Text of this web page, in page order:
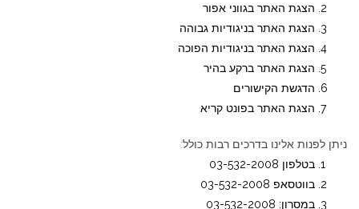
הצגת האתר בגווני אפור
הצגת האתר בניגודיות גבוהה
הצגת האתר בניגודיות הפוכה
הצגת האתר ברקע בהיר
הדגשת הקישורים
הצגת האתר בפונט קריא
ניתן לפנות אלינו בדרכים רבות כולל:
בטלפון 03-532-2008
בווטסאפ 03-532-2008
במסרון: 03-532-2008